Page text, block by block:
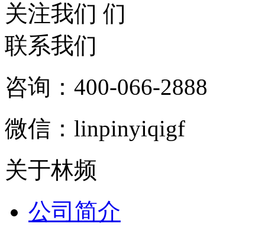
关注我们
联系我们
咨询：400-066-2888
微信：linpinyiqigf
关于林频
公司简介